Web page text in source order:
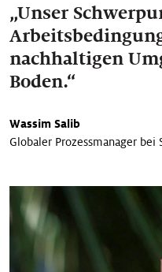
„Unser
nachhaltigen
Boden.“
Wassim Salib
Globaler Prozessmanager bei